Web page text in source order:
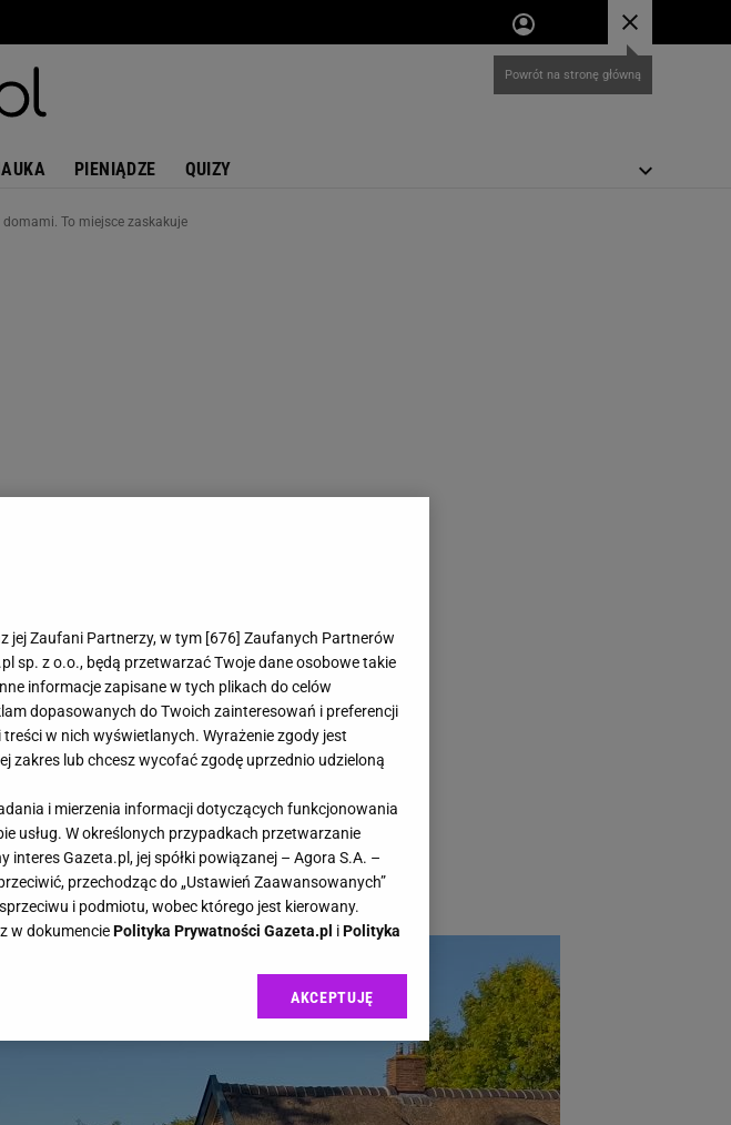
PIENIĄDZE QUIZY
domami. To miejsce zaskakuje
pływać między domami.
Zamiast klaksonów słychać wodę,
prowadzą mostki. Giethoorn w Holandii
zapomniał, że to miała być tylko
jej Zaufani Partnerzy, w tym [676] Zaufanych Partnerów
sp. z o.o., będą przetwarzać Twoje dane osobowe takie
informacje zapisane w tych plikach do celów
dopasowanych do Twoich zainteresowań i preferencji
w nich wyświetlanych. Wyrażenie zgody jest
zakres lub chcesz wycofać zgodę uprzednio udzieloną
i mierzenia informacji dotyczących funkcjonowania
usług. W określonych przypadkach przetwarzanie
Gazeta.pl, jej spółki powiązanej – Agora S.A. –
przechodząc do „Ustawień Zaawansowanych”
i podmiotu, wobec którego jest kierowany.
w dokumenciePolityka Prywatności Gazeta.pl iPolityka
plików cookie Gazeta.pl sp. z o.o., jej
preferencjami dot. przetwarzania danych poprzez
do „Ustawień Zaawansowanych”. Zmiana ustawień
AKCEPTUJĘ